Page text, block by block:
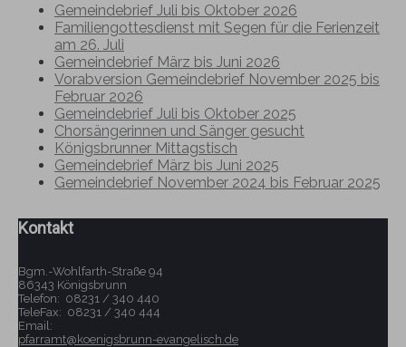
Gemeindebrief Juli bis Oktober 2026
Familiengottesdienst mit Segen für die Ferienzeit
am 26. Juli
Gemeindebrief März bis Juni 2026
Vorabversion Gemeindebrief November 2025 bis
Februar 2026
Gemeindebrief Juli bis Oktober 2025
Chorsängerinnen und Sänger gesucht
Königsbrunner Mittagstisch
Gemeindebrief März bis Juni 2025
Gemeindebrief November 2024 bis Februar 2025
Kontakt
Bgm.-Wohlfarth-Straße 94
86343 Königsbrunn
Telefon: 08231 / 340 440
TeleFax: 08231 / 340 444
Email:
pfarramt@koenigsbrunn-evangelisch.de